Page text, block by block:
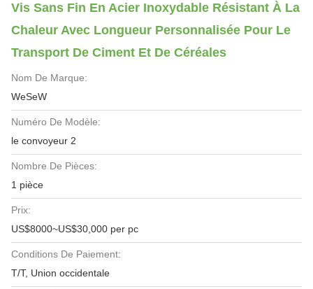
Vis Sans Fin En Acier Inoxydable Résistant À La
Chaleur Avec Longueur Personnalisée Pour Le
Transport De Ciment Et De Céréales
Nom De Marque:
WeSeW
Numéro De Modèle:
le convoyeur 2
Nombre De Pièces:
1 pièce
Prix:
US$8000~US$30,000 per pc
Conditions De Paiement:
T/T, Union occidentale